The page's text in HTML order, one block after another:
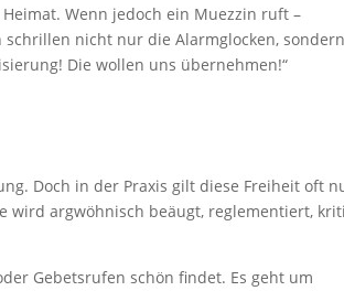
Wenn jedoch ein Muezzin ruft –
nicht nur die Alarmglocken,
Die wollen uns übernehmen!“
Doch in der Praxis gilt diese Freiheit oft
wird argwöhnisch beäugt, reglementiert,
Gebetsrufen schön findet. Es geht um